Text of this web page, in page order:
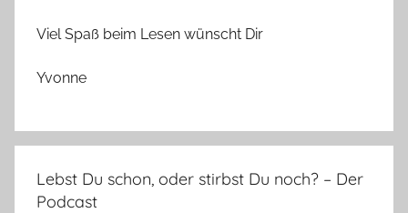
Viel Spaß beim Lesen wünscht Dir
Yvonne
Lebst Du schon, oder stirbst Du noch? – Der
Podcast